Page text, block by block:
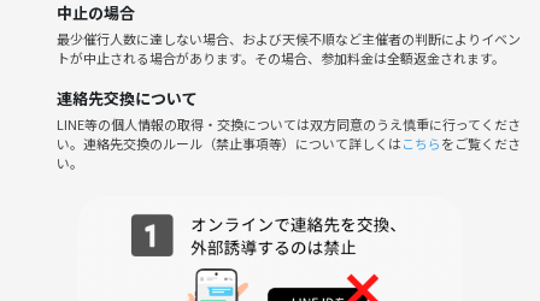
基本楽しく緩くです
過去にスチールカメラマンで７．８年間、お子さんの運動会から、結婚
式場、セシルマクビーや
色々聞きたいことがあれば、簡単な事はお答えいたしますが
教室ではないためと、この会は私自身も楽しく行いたい為、↓などは別
途教室にてお願いします
中止の場合
最少催行人数に達しない場合、および天候不順など主催者の判断によりイベン
トが中止される場合があります。その場合、参加料金は全額返金されます。
連絡先交換について
LINE等の個人情報の取得・交換については双方同意のうえ慎重に行ってくださ
い。連絡先交換のルール（禁止事項等）について詳しくはこちらをご覧くださ
い。